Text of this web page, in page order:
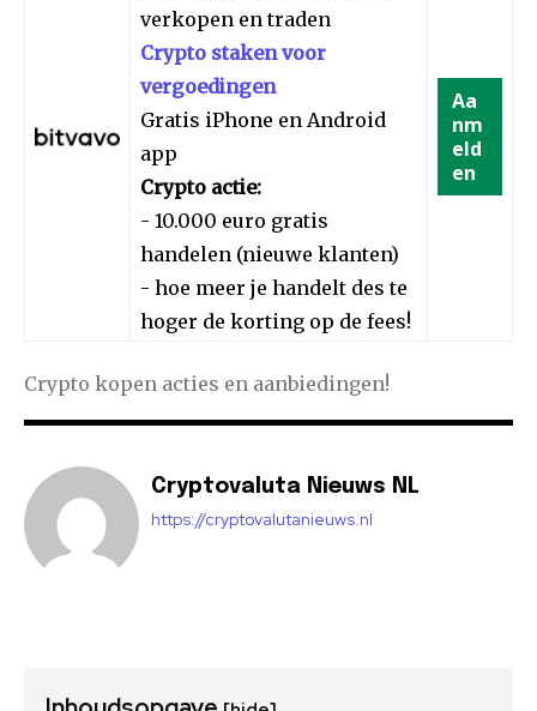
verkopen en traden
Crypto staken voor
vergoedingen
Gratis iPhone en Android
app
Crypto actie:
- 10.000 euro gratis
handelen (nieuwe klanten)
- hoe meer je handelt des te
hoger de korting op de fees!
Aa
nm
eld
en
Crypto kopen acties en aanbiedingen!
Cryptovaluta Nieuws NL
https://cryptovalutanieuws.nl